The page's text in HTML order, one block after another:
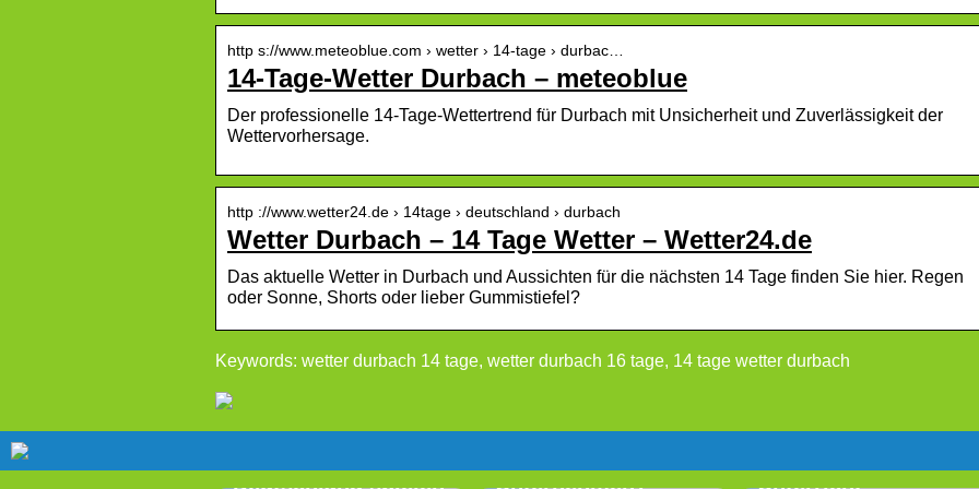
http s://www.meteoblue.com › wetter › 14-tage › durbac…
14-Tage-Wetter Durbach – meteoblue
Der professionelle 14-Tage-Wettertrend für Durbach mit Unsicherheit und Zuverlässigkeit der
Wettervorhersage.
http ://www.wetter24.de › 14tage › deutschland › durbach
Wetter Durbach – 14 Tage Wetter – Wetter24.de
Das aktuelle Wetter in Durbach und Aussichten für die nächsten 14 Tage finden Sie hier. Regen
oder Sonne, Shorts oder lieber Gummistiefel?
Keywords: wetter durbach 14 tage, wetter durbach 16 tage, 14 tage wetter durbach
Deutschland spielen
Unternehmen?
Wählen Sie die
Unterricht